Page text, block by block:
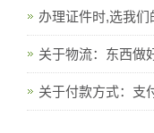
办理证件时,选我们
关于物流：东西做
关于付款方式：支